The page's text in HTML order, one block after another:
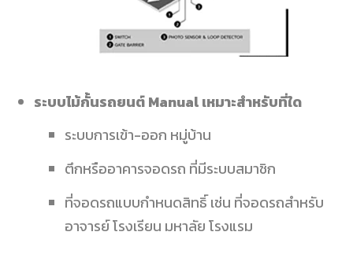
ระบบไม้กั้นรถยนต์Manualเหมาะสำหรับที่ใด
ระบบการเข้า-ออก หมู่บ้าน
ตึกหรืออาคารจอดรถ ที่มีระบบสมาชิก
ที่จอดรถแบบกำหนดสิทธิ์ เช่น ที่จอดรถสำหรับ
อาจารย์ โรงเรียน มหาลัย โรงแรม